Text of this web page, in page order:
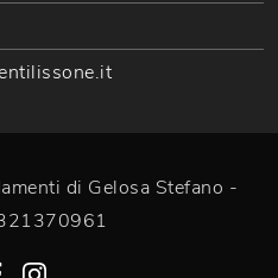
di Gelosa Stefano -